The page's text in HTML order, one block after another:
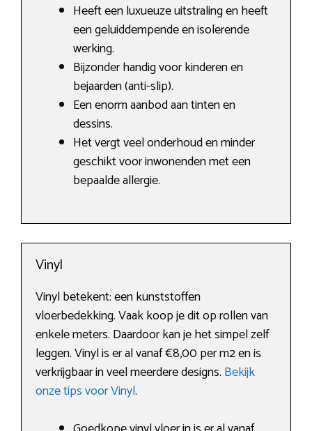
Heeft een luxueuze uitstraling en heeft
een geluiddempende en isolerende
werking.
Bijzonder handig voor kinderen en
bejaarden (anti-slip).
Een enorm aanbod aan tinten en
dessins.
Het vergt veel onderhoud en minder
geschikt voor inwonenden met een
bepaalde allergie.
Vinyl
Vinyl betekent: een kunststoffen
vloerbedekking. Vaak koop je dit op rollen van
enkele meters. Daardoor kan je het simpel zelf
leggen. Vinyl is er al vanaf €8,00 per m2 en is
verkrijgbaar in veel meerdere designs. Bekijk
onze tips voor Vinyl.